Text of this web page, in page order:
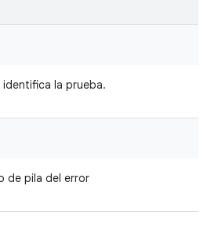
identifica la prueba.
de pila del error